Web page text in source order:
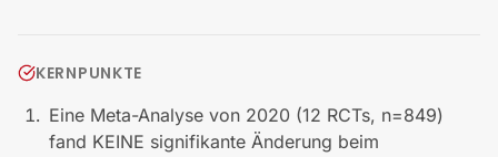
KERNPUNKTE
Eine Meta-Analyse von 2020 (12 RCTs, n=849)
fand KEINE signifikante Änderung beim